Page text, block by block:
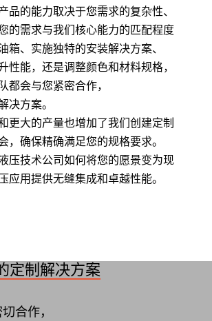
品的能力取决于您需求的复杂性、
的需求与我们核心能力的匹配程度
箱、实施独特的安装解决方案、
性能，还是调整颜色和材料规格，
都会与您紧密合作，
决方案。
更大的产量也增加了我们创建定制
，确保精确满足您的规格要求。
压技术公司如何将您的愿景变为现
应用提供无缝集成和卓越性能。
定制解决方案
合作，